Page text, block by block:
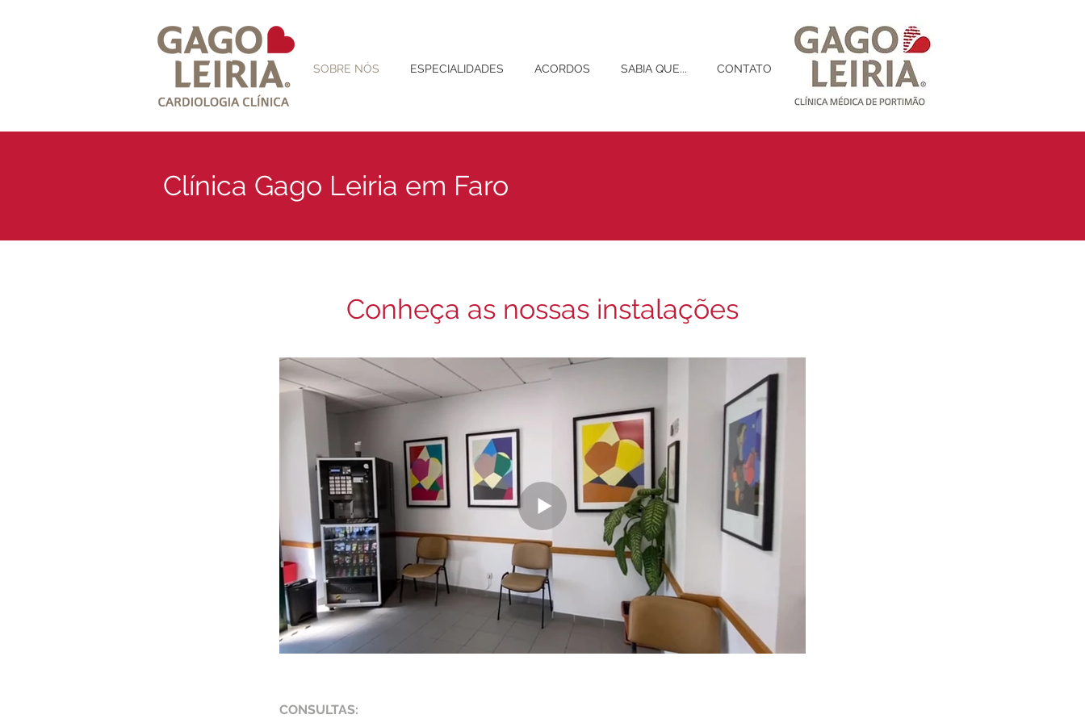
SOBRE NÓS ESPECIALIDADES ACORDOS SABIA QUE... CONTATO
Clínica Gago Leiria em Faro
Conheça as nossas instalações
CONSULTAS: